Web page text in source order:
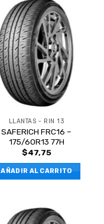
LLANTAS - RIN 13
SAFERICH FRC16 –
175/60R13 77H
$47,75
AÑADIR AL CARRITO